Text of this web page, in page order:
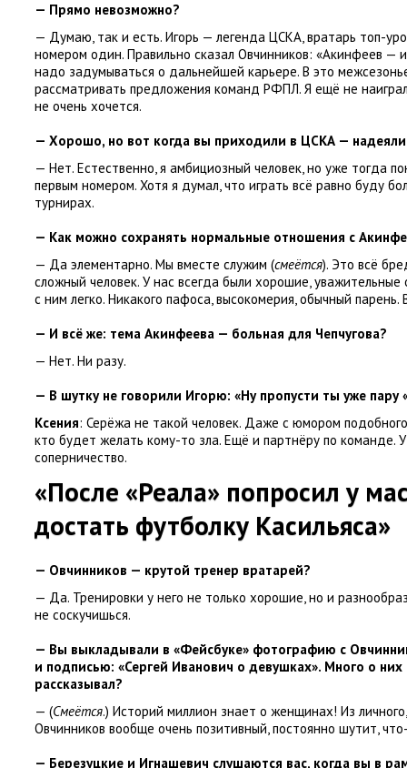
— Прямо невозможно?
— Думаю, так и есть. Игорь — легенда ЦСКА, вратарь топ-
номером один. Правильно сказал Овчинников: «Акинфеев —
надо задумываться о дальнейшей карьере. В это
рассматривать предложения команд РФПЛ. Я ещё не
не очень хочется.
— Хорошо, но вот когда вы приходили в ЦСКА —
— Нет. Естественно, я амбициозный человек, но уже тогда
первым номером. Хотя я думал, что играть всё равно буду
турнирах.
— Как можно сохранять нормальные отношения с
— Да элементарно. Мы вместе служим (смеётся). Это всё
сложный человек. У нас всегда были хорошие, уважительные
с ним легко. Никакого пафоса, высокомерия, обычный парень.
— И всё же: тема Акинфеева — больная для Чепчугова?
— Нет. Ни разу.
— В шутку не говорили Игорю: «Ну пропусти ты уже пару
Ксения: Серёжа не такой человек. Даже с юмором
кто будет желать кому-то зла. Ещё и партнёру по команде.
соперничество.
«После «Реала» попросил у
достать футболку Касильяса»
— Овчинников — крутой тренер вратарей?
— Да. Тренировки у него не только хорошие, но и
не соскучишься.
— Вы выкладывали в «Фейсбуке» фотографию с
и подписью: «Сергей Иванович о девушках». Много о них
рассказывал?
— (Смеётся.) Историй миллион знает о женщинах! Из личного,
Овчинников вообще очень позитивный, постоянно шутит,
— Березуцкие и Игнашевич слушаются вас, когда вы в